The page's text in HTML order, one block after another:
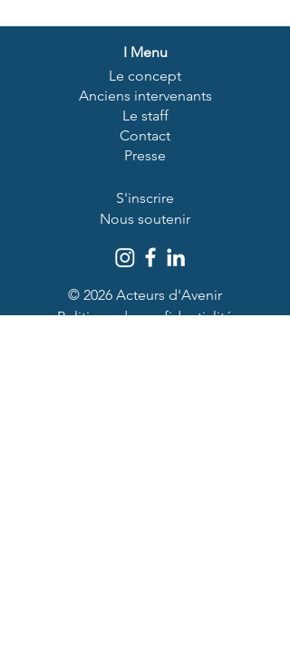
I Menu
Le concept
Anciens intervenants
Le staff
Contact
Presse
S'inscrire
Nous soutenir
© 2026 Acteurs d'Avenir
Politique de confidentialité